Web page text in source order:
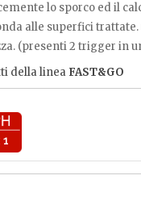
lo sporco ed il
alle superfici
(presenti 2 trigger in
della linea FAST&GO
1